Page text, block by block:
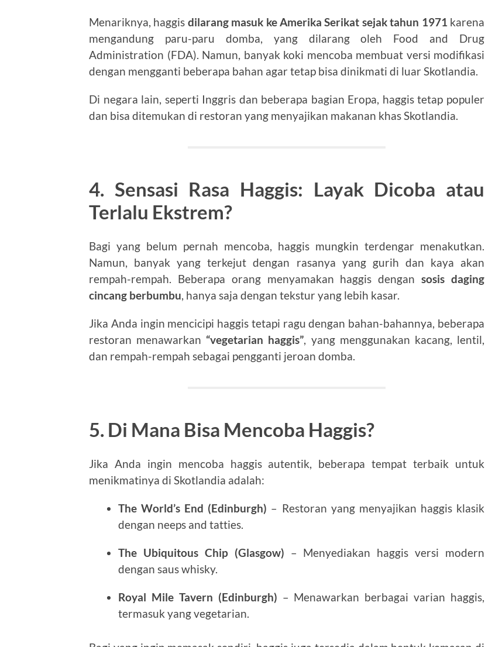
Menariknya, haggis dilarang masuk ke Amerika Serikat sejak tahun 1971 karena
mengandung paru-paru domba, yang dilarang oleh Food and Drug
Administration (FDA). Namun, banyak koki mencoba membuat versi modifikasi
dengan mengganti beberapa bahan agar tetap bisa dinikmati di luar Skotlandia.
Di negara lain, seperti Inggris dan beberapa bagian Eropa, haggis tetap populer
dan bisa ditemukan di restoran yang menyajikan makanan khas Skotlandia.
4. Sensasi Rasa Haggis: Layak Dicoba atau
Terlalu Ekstrem?
Bagi yang belum pernah mencoba, haggis mungkin terdengar menakutkan.
Namun, banyak yang terkejut dengan rasanya yang gurih dan kaya akan
rempah-rempah. Beberapa orang menyamakan haggis dengansosis daging
cincang berbumbu , hanya saja dengan tekstur yang lebih kasar.
Jika Anda ingin mencicipi haggis tetapi ragu dengan bahan-bahannya, beberapa
restoran menawarkan “vegetarian haggis” , yang menggunakan kacang, lentil,
dan rempah-rempah sebagai pengganti jeroan domba.
5. Di Mana Bisa Mencoba Haggis?
Jika Anda ingin mencoba haggis autentik, beberapa tempat terbaik untuk
menikmatinya di Skotlandia adalah:
The World’s End (Edinburgh) – Restoran yang menyajikan haggis klasik
dengan neeps and tatties.
The Ubiquitous Chip (Glasgow) – Menyediakan haggis versi modern
dengan saus whisky.
Royal Mile Tavern (Edinburgh) – Menawarkan berbagai varian haggis,
termasuk yang vegetarian.